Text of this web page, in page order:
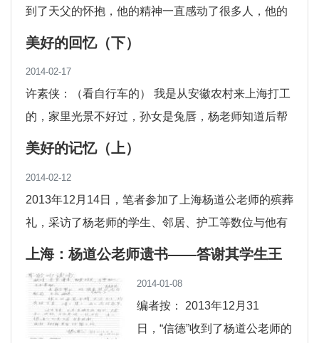
到了天父的怀抱，他的精神一直感动了很多人，他的
爱心将传递下去，永留人间。为纪念杨道公
美好的回忆（下）
2014-02-17
许素侠：（看自行车的） 我是从安徽农村来上海打工
的，家里光景不好过，孙女是兔唇，杨老师知道后帮
忙联系医院、筹集资金做手术，孩子的学...
美好的记忆（上）
2014-02-12
2013年12月14日，笔者参加了上海杨道公老师的殡葬
礼，采访了杨老师的学生、邻居、护工等数位与他有
过交往、受其关爱的人，从他们口中听到...
上海：杨道公老师遗书——答谢其学生王
敏娟
2014-01-08
编者按： 2013年12月31
日，“信德”收到了杨道公老师的